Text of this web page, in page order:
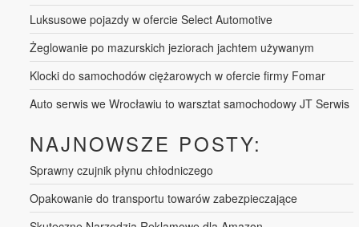
Luksusowe pojazdy w ofercie Select Automotive
Żeglowanie po mazurskich jeziorach jachtem używanym
Klocki do samochodów ciężarowych w ofercie firmy Fomar
Auto serwis we Wrocławiu to warsztat samochodowy JT Serwis
NAJNOWSZE POSTY:
Sprawny czujnik płynu chłodniczego
Opakowanie do transportu towarów zabezpieczające